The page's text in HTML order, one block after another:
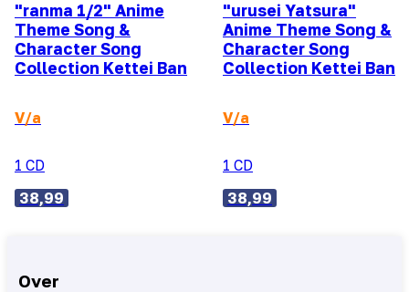
"ranma 1/2" Anime
Theme Song &
Character Song
Collection Kettei Ban
V/a
1 CD
38,99
"urusei Yatsura"
Anime Theme Song &
Character Song
Collection Kettei Ban
V/a
1 CD
38,99
Over